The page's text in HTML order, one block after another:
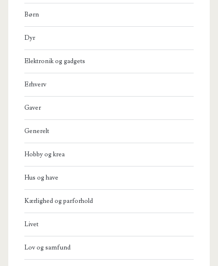
Børn
Dyr
Elektronik og gadgets
Erhverv
Gaver
Generelt
Hobby og krea
Hus og have
Kærlighed og parforhold
Livet
Lov og samfund